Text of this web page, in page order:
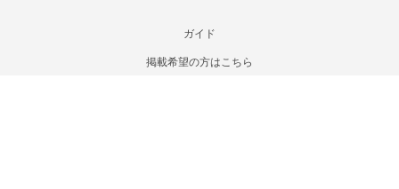
ガイド
掲載希望の方はこちら